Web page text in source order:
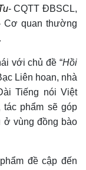
- CQTT ĐBSCL,
Cơ quan thường
với chủ đề “Hồi
Liên hoan, nhà
Tiếng nói Việt
tác phẩm sẽ góp
ở vùng đồng bào
đề cập đến